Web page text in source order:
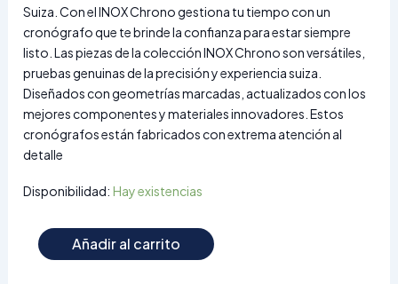
Suiza. Con el INOX Chrono gestiona tu tiempo con un
cronógrafo que te brinde la confianza para estar siempre
listo. Las piezas de la colección INOX Chrono son versátiles,
pruebas genuinas de la precisión y experiencia suiza.
Diseñados con geometrías marcadas, actualizados con los
mejores componentes y materiales innovadores. Estos
cronógrafos están fabricados con extrema atención al
detalle
Disponibilidad: Hay existencias
Añadir al carrito